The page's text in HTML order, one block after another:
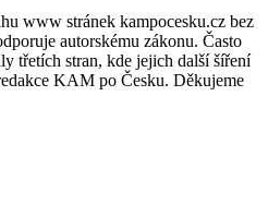
www stránek kampocesku.cz bez
autorskému zákonu. Často
třetích stran, kde jejich další šíření
KAM po Česku. Děkujeme